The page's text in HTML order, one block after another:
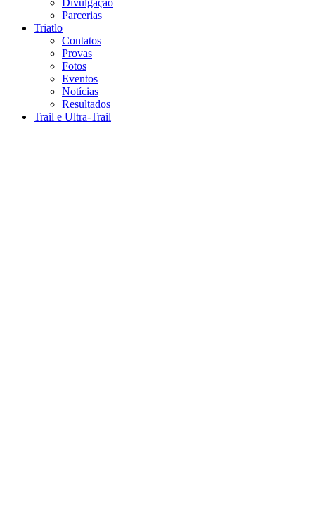
Divulgação
Parcerias
Triatlo
Contatos
Provas
Fotos
Eventos
Notícias
Resultados
Trail e Ultra-Trail